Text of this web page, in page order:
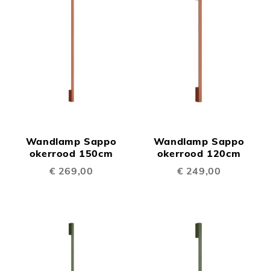
Wandlamp Sappo
okerrood 150cm
€ 269,00
Wandlamp Sappo
okerrood 120cm
€ 249,00